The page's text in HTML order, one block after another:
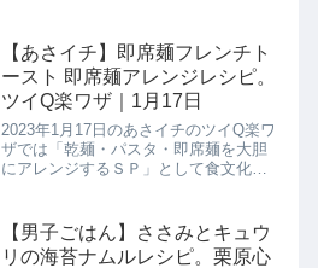
を教えてくれたので詳しく紹介しま
す。電子レンジでレンチン１回...
【あさイチ】即席麺フレンチト
ースト 即席麺アレンジレシピ。
ツイQ楽ワザ｜1月17日
2023年1月17日のあさイチのツイQ楽ワ
ザでは「乾麺・パスタ・即席麺を大胆
にアレンジするＳＰ」として食文化研
フレンチトースト】を教えてくれたの
で詳しく紹介します。>>あさ...
【男子ごはん】ささみとキュウ
リの海苔ナムルレシピ。栗原心